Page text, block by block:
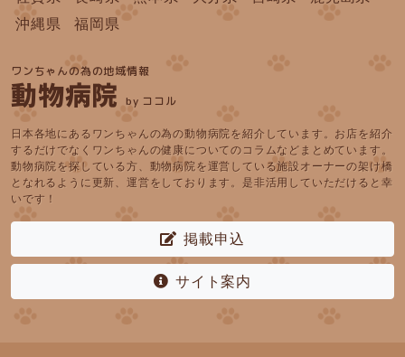
沖縄県
福岡県
ワンちゃんの為の地域情報
動物病院 by ココル
日本各地にあるワンちゃんの為の動物病院を紹介しています。お店を紹介
するだけでなくワンちゃんの健康についてのコラムなどまとめています。
動物病院を探している方、動物病院を運営している施設オーナーの架け橋
となれるように更新、運営をしております。是非活用していただけると幸
いです！
掲載申込
サイト案内